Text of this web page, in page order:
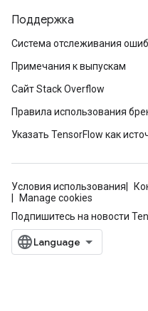
Поддержка
Система отслеживания
Примечания к выпускам
Сайт Stack Overflow
Правила использования
Указать TensorFlow как
Условия использования
Manage cookies
Подпишитесь на новости